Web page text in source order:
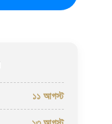
১১ আগস্ট